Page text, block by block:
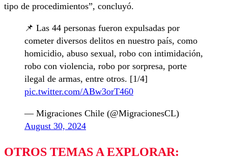
tipo de procedimientos”, concluyó.
📌 Las 44 personas fueron expulsadas por
cometer diversos delitos en nuestro país, como
homicidio, abuso sexual, robo con intimidación,
robo con violencia, robo por sorpresa, porte
ilegal de armas, entre otros. [1/4]
pic.twitter.com/ABw3orT460
— Migraciones Chile (@MigracionesCL)
August 30, 2024
OTROS TEMAS A EXPLORAR: